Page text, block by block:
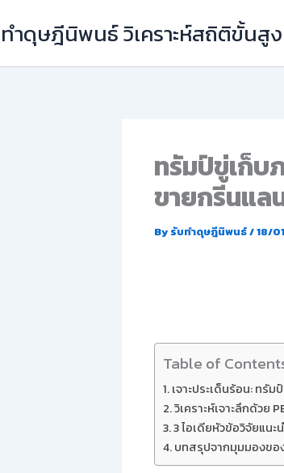
ำดุษฎีนิพนธ์ วิเคราะห์สถิติขั้นสู
ทรัมป์ขู่เก็บ
ขายกรีนแล
By รับทำดุษฎีนิพนธ์/18/
Table of
เจาะประเด็นร้อน: ทรั
วิเคราะห์เจาะลึกด้วย
3 ไอเดียหัวข้อวิจัยแนะ
บทสรุปจากมุมมองขอ